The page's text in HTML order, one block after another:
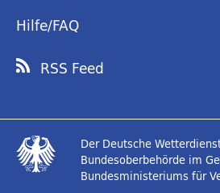
Hilfe/FAQ
RSS Feed
Der Deutsche
Bundesoberbehörde im
Bundesministeriums für